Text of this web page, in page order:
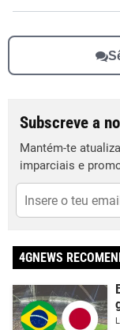
Subscreve a
Mantém-te
imparciais e
4GNEWS